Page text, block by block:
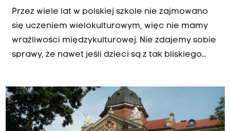
Przez wiele lat w polskiej szkole nie zajmowano
się uczeniem wielokulturowym, więc nie mamy
wrażliwości międzykulturowej. Nie zdajemy sobie
sprawy, że nawet jeśli dzieci są z tak bliskiego
wrażliwości kulturowej - mówiła prof. Małgorzata
Pamuła-Behrens z Uniwersytetu
Pedagogicznego w Krakowie w rozmowie z